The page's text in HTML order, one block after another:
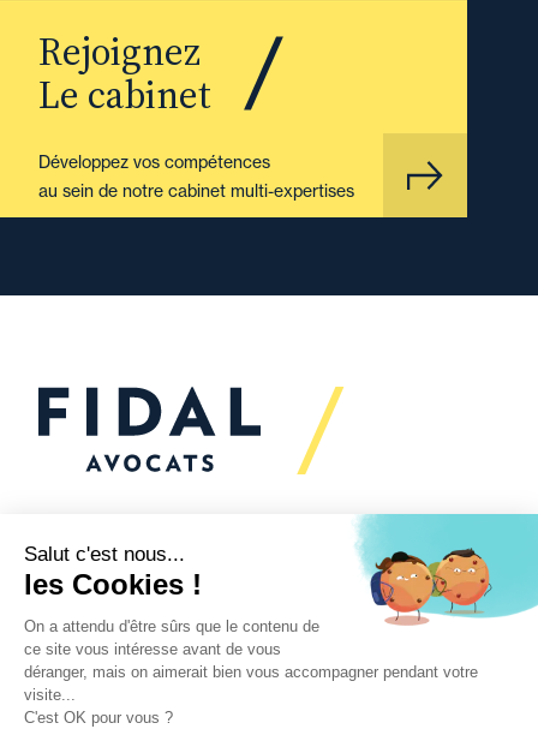
Rejoignez
Le cabinet
Développez vos compétences
au sein de notre cabinet multi-expertises
Vous souhaitez échanger
avec nous ?
Nous sommes
à votre écoute